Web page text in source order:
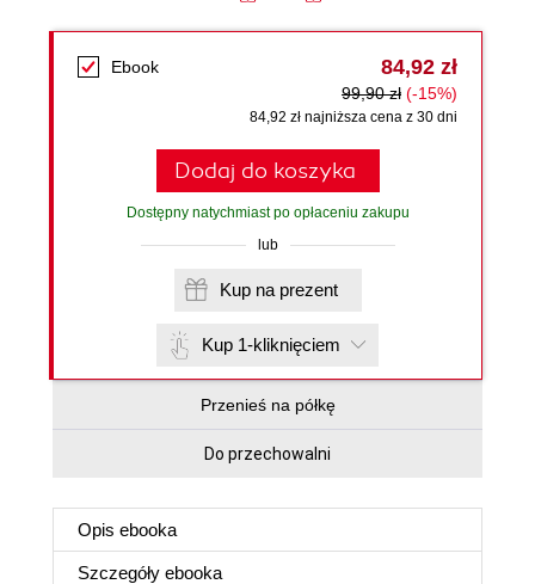
Ebook 84,92 zł
99,90 zł (-15%)
84,92 zł najniższa cena z 30 dni
Dodaj do koszyka
Dostępny natychmiast po opłaceniu zakupu
lub
Kup na prezent
Kup 1-kliknięciem
Przenieś na półkę
Do przechowalni
Opis ebooka
Szczegóły ebooka